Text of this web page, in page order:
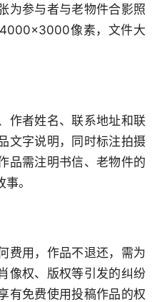
为参与者与老物件合影照
像素，文件大
作者姓名、联系地址和联
文字说明，同时标注拍摄
品需注明书信、老物件的
。
费用，作品不退还，需为
像权、版权等引发的纠纷
有免费使用投稿作品的权